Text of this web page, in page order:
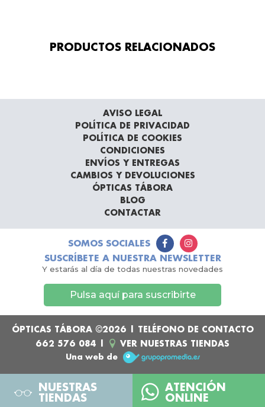
PRODUCTOS RELACIONADOS
AVISO LEGAL
POLÍTICA DE PRIVACIDAD
POLÍTICA DE COOKIES
CONDICIONES
ENVÍOS Y ENTREGAS
CAMBIOS Y DEVOLUCIONES
ÓPTICAS TÁBORA
BLOG
CONTACTAR
SOMOS SOCIALES
SUSCRÍBETE A NUESTRA NEWSLETTER
Y estarás al día de todas nuestras novedades
Pulsa aquí para suscribirte
ÓPTICAS TÁBORA ©2026 | TELÉFONO DE CONTACTO
662 576 084
VER NUESTRAS TIENDAS
Una web de
NUESTRAS
TIENDAS
ATENCIÓN
ONLINE